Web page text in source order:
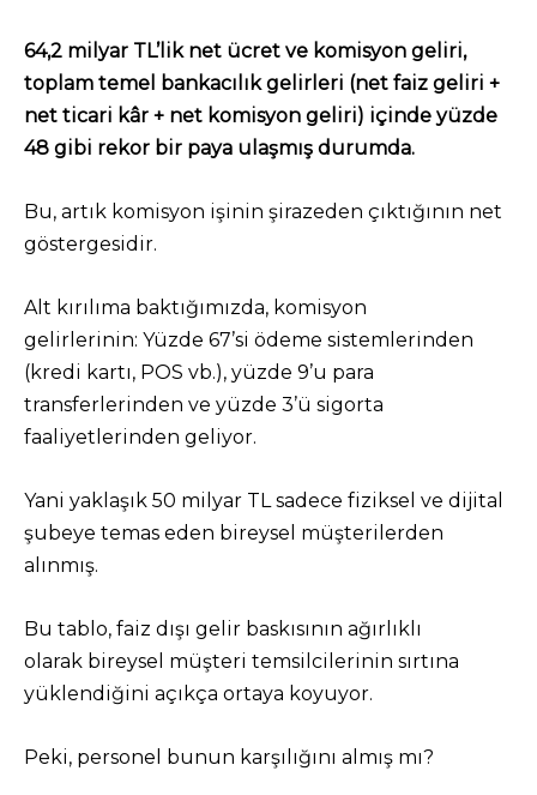
64,2 milyar TL’lik net ücret ve komisyon geliri,
toplam temel bankacılık gelirleri (net faiz geliri +
net ticari kâr + net komisyon geliri) içinde yüzde
48 gibi rekor bir paya ulaşmış durumda.
Bu, artık komisyon işinin şirazeden çıktığının net
göstergesidir.
Alt kırılıma baktığımızda, komisyon
gelirlerinin: Yüzde 67’si ödeme sistemlerinden
(kredi kartı, POS vb.), yüzde 9’u para
transferlerinden ve yüzde 3’ü sigorta
faaliyetlerinden geliyor.
Yani yaklaşık 50 milyar TL sadece fiziksel ve dijital
şubeye temas eden bireysel müşterilerden
alınmış.
Bu tablo, faiz dışı gelir baskısının ağırlıklı
olarak bireysel müşteri temsilcilerinin sırtına
yüklendiğini açıkça ortaya koyuyor.
Peki, personel bunun karşılığını almış mı?